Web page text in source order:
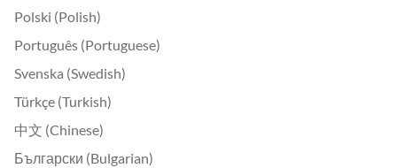
Polski (Polish)
Português (Portuguese)
Svenska (Swedish)
Türkçe (Turkish)
中文 (Chinese)
Български (Bulgarian)